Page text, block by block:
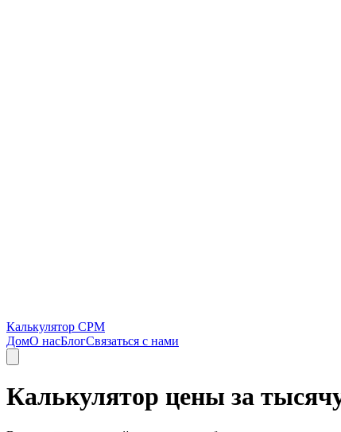
Калькулятор CPM
ДомО насБлогСвязаться с нами
Калькулятор цены за